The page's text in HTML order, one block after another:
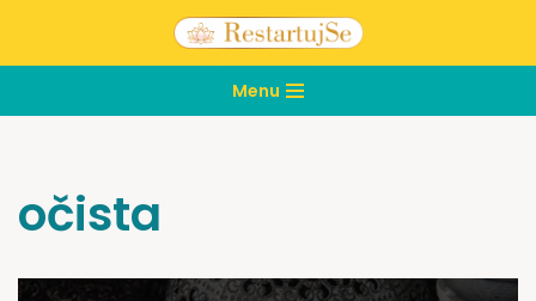
Přeskočit
obsah
Menu
očista